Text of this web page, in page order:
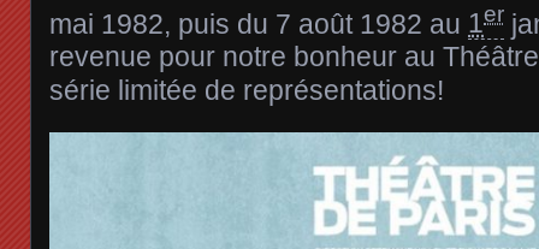
mai 1982, puis du 7 août 1982 au 1er
revenue pour notre bonheur au
série limitée de représentations!